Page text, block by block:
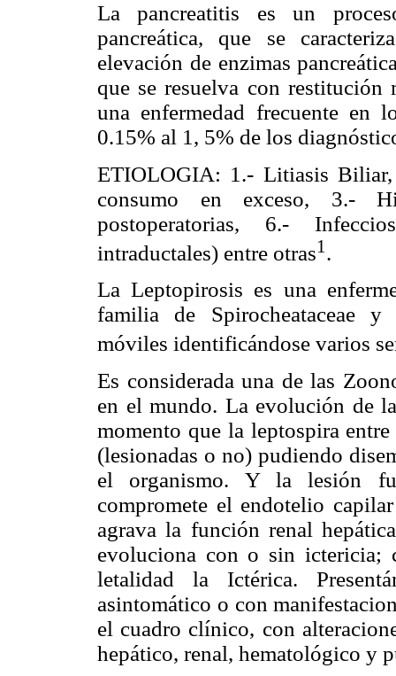
La pancreatitis es un
pancreática, que se
elevación de enzimas
que se resuelva con
una enfermedad frecuente en
0.15% al 1, 5% de los
ETIOLOGIA: 1.- Litiasis
consumo en exceso, 3.-
postoperatorias, 6.-
intraductales) entre otras1 .
La Leptopirosis es una
familia de Spirocheataceae y
móviles identificándose varios
Es considerada una de las
en el mundo. La evolución de
momento que la leptospira
(lesionadas o no) pudiendo
el organismo. Y la lesión
compromete el endotelio
agrava la función renal
evoluciona con o sin ictericia;
letalidad la Ictérica.
asintomático o con
el cuadro clínico, con
hepático, renal, hematológico y